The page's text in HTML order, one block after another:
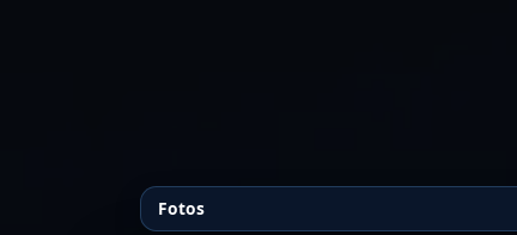
Fotos